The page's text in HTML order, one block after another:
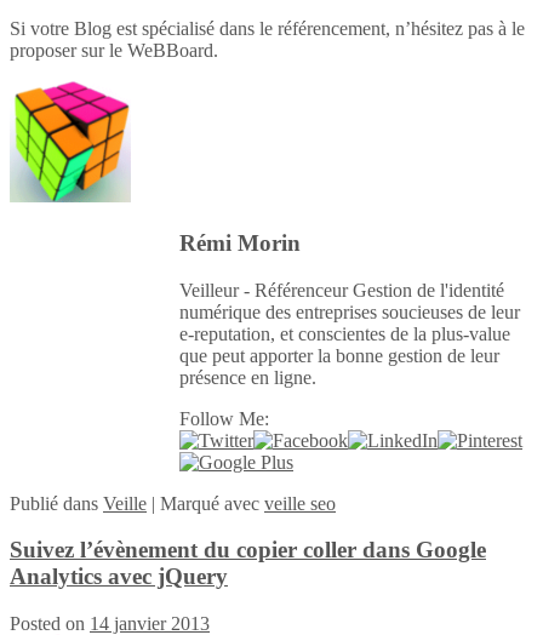
Si votre Blog est spécialisé dans le référencement, n’hésitez pas à le
proposer sur le WeBBoard.
Rémi Morin
Veilleur - Référenceur Gestion de l'identité
numérique des entreprises soucieuses de leur
e-reputation, et conscientes de la plus-value
que peut apporter la bonne gestion de leur
présence en ligne.
Follow Me:
Publié dans Veille | Marqué avec veille seo
Suivez l’évènement du copier coller dans Google
Analytics avec jQuery
Posted on 14 janvier 2013